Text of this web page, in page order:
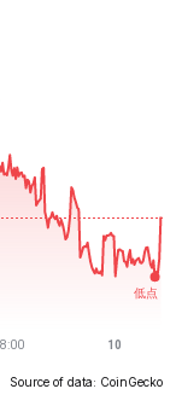
Source of data: CoinGecko